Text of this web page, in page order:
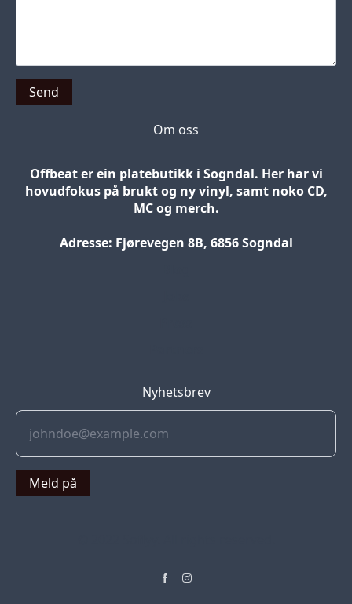
Send
Om oss
Offbeat er ein platebutikk i Sogndal. Her har vi
hovudfokus på brukt og ny vinyl, samt noko CD,
MC og merch.
Adresse: Fjørevegen 8B, 6856 Sogndal
Nyhetsbrev
Meld på